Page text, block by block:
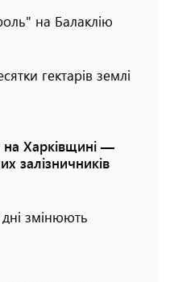
на Балаклію
гектарів землі
на Харківщині —
залізничників
дні змінюють